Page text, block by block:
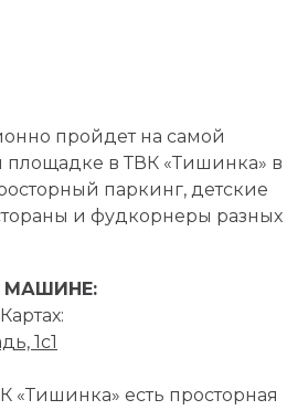
пройдет на самой
в ТВК «Тишинка» в
паркинг, детские
и фудкорнеры разных
МАШИНЕ:
1с1
«Тишинка» есть просторная